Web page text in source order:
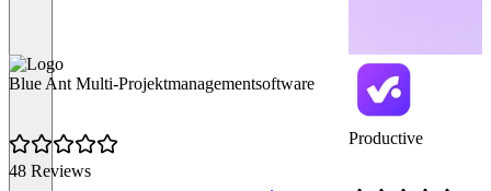
Blue Ant Multi-Projektmanagementsoftware
48 Reviews
Productive